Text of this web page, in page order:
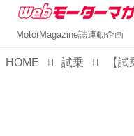
MotorMagazine誌連動企画
HOME 試乗